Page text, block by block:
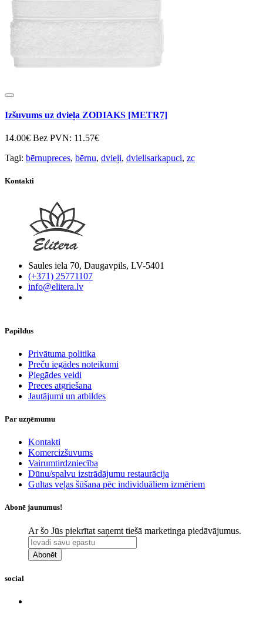
Izšuvums uz dvieļa ZODIAKS [METR7]
14.00€ Bez PVN: 11.57€
Tagi: bērnupreces, bērnu, dvieļi, dvielisarkapuci, zc
Kontakti
Saules iela 70, Daugavpils, LV-5401
(+371) 25771107
info@elitera.lv
Papildus
​Privātuma politika
Preču iegādes noteikumi
Piegādes veidi
Preces atgriešana
Jautājumi un atbildes
Par uzņēmumu
Kontakti
Komercizšuvums
Vairumtirdzniecība
Dūnu/spalvu izstrādājumu restaurācija
Gultas veļas šūšana pēc individuāliem izmēriem
Abonē jaunumus!
Ar šo Jūs piekrītat saņemt tiešā marketinga piedāvājumus.
Abonēt
social